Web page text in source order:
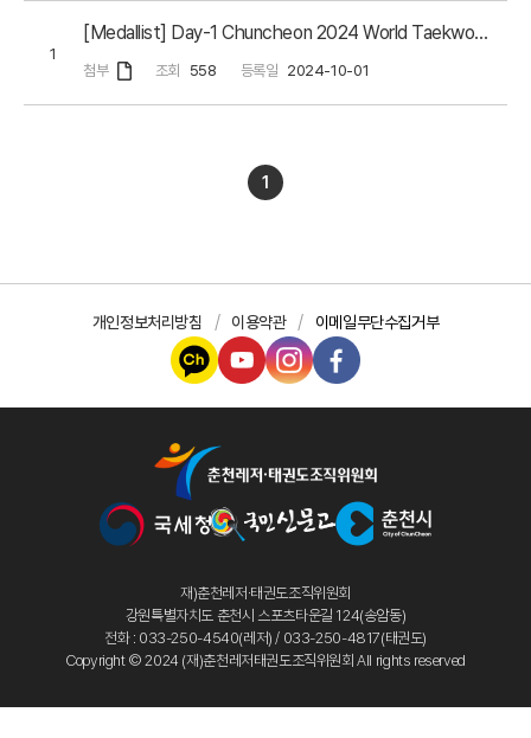
1
[Medallist] Day-1 Chuncheon 2024 World Taekwondo Junior Championships
첨부 조회 558 등록일 2024-10-01
1
개인정보처리방침 이용약관 이메일무단수집거부
재)춘천레저·태권도조직위원회
강원특별자치도 춘천시 스포츠타운길 124(송암동)
전화 : 033-250-4540(레저) / 033-250-4817(태권도)
Copyright © 2024 (재)춘천레저태권도조직위원회 All rights reserved